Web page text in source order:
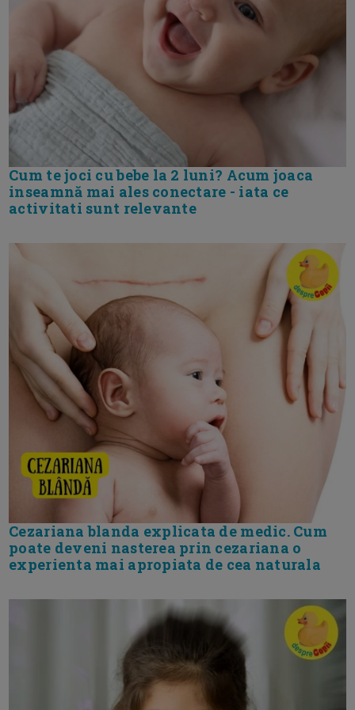
Cum te joci cu bebe la 2 luni? Acum joaca
inseamnă mai ales conectare - iata ce
activitati sunt relevante
Cezariana blanda explicata de medic. Cum
poate deveni nasterea prin cezariana o
experienta mai apropiata de cea naturala